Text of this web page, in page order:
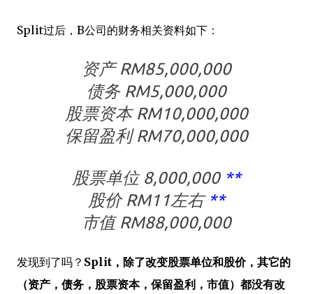
Split过后，B公司的财务相关资料如下：
资产 RM85,000,000
债务 RM5,000,000
股票资本 RM10,000,000
保留盈利 RM70,000,000
股票单位 8,000,000 **
股价 RM11左右 **
市值 RM88,000,000
发现到了吗？ Split，除了改变股票单位和股价，其它的
（资产，债务，股票资本，保留盈利，市值）都没有改